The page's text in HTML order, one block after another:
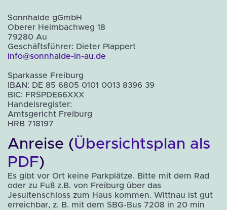
Sonnhalde gGmbH
Oberer Heimbachweg 18
79280 Au
Geschäftsführer: Dieter Plappert
info@sonnhalde-in-au.de
Sparkasse Freiburg
IBAN: DE 85 6805 0101 0013 8396 39
BIC: FRSPDE66XXX
Handelsregister:
Amtsgericht Freiburg
HRB 718197
Anreise (Übersichtsplan als
PDF)
Es gibt vor Ort keine Parkplätze. Bitte mit dem Rad
oder zu Fuß z.B. von Freiburg über das
Jesuitenschloss zum Haus kommen. Wittnau ist gut
erreichbar, z. B. mit dem SBG-Bus 7208 in 20 min